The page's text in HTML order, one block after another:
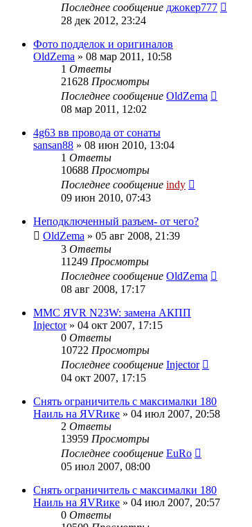
Последнее сообщение джокер777
28 дек 2012, 23:24
Фото подделок и оригиналов
OldZema » 08 мар 2011, 10:58
1 Ответы
21628 Просмотры
Последнее сообщение OldZema
08 мар 2011, 12:02
4g63 вв провода от сонаты
sansan88 » 08 июн 2010, 13:04
1 Ответы
10688 Просмотры
Последнее сообщение indy
09 июн 2010, 07:43
Неподключенный разъем- от чего?
OldZema » 05 авг 2008, 21:39
3 Ответы
11249 Просмотры
Последнее сообщение OldZema
08 авг 2008, 17:17
MMC ЯVR N23W: замена АКПП
Injector» 04 окт 2007, 17:15
0 Ответы
10722 Просмотры
Последнее сообщение Injector
04 окт 2007, 17:15
Снять ограничитель с максималки 180
Наиль на ЯVRике » 04 июл 2007, 20:58
2 Ответы
13959 Просмотры
Последнее сообщение EuRo
05 июл 2007, 08:00
Снять ограничитель с максималки 180
Наиль на ЯVRике » 04 июл 2007, 20:57
0 Ответы